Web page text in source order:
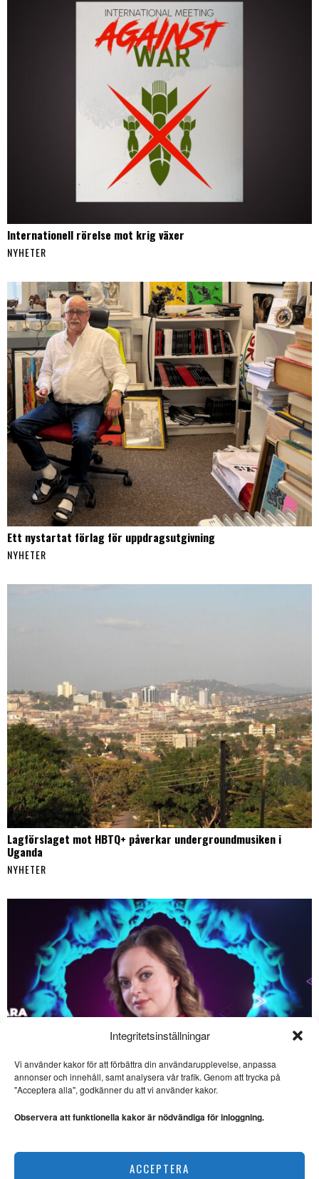
Integritetsinställningar
Vi använder kakor för att förbättra din användarupplevelse, anpassa
annonser och innehåll, samt analysera vår trafik. Genom att trycka på
"Acceptera alla", godkänner du att vi använder kakor.
Observera att funktionella kakor är nödvändiga för inloggning.
ACCEPTERA
Internationell rörelse mot krig växer
NYHETER
Ett nystartat förlag för uppdragsutgivning
NYHETER
Lagförslaget mot HBTQ+ påverkar undergroundmusiken i
Uganda
NYHETER
Saara Hermansson vill lyfta fram samisk kultur
Sevärda havsäventyr på
”Vaiana”
2026.